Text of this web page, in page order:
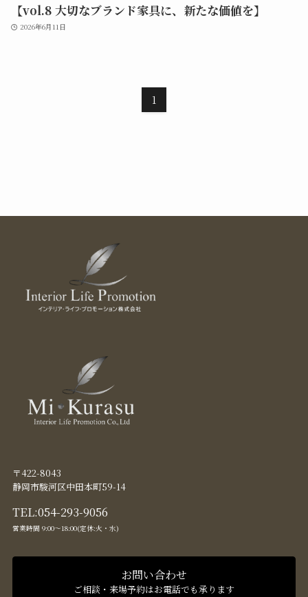
【vol.8 大切なブランド家具に、新たな価値を】
2026年6月11日
1
〒422-8043
静岡市駿河区中田本町59-14
TEL:054-293-9056
営業時間 9:00〜18:00(定休:火・水)
お問い合わせ
ご相談・来場予約はお電話でも承ります